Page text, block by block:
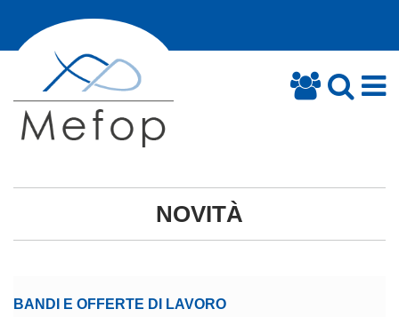
NOVITÀ
BANDI E OFFERTE DI LAVORO